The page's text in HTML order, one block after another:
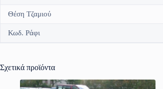
Θέση Τζαμιού
Κωδ. Ράφι
Σχετικά προϊόντα